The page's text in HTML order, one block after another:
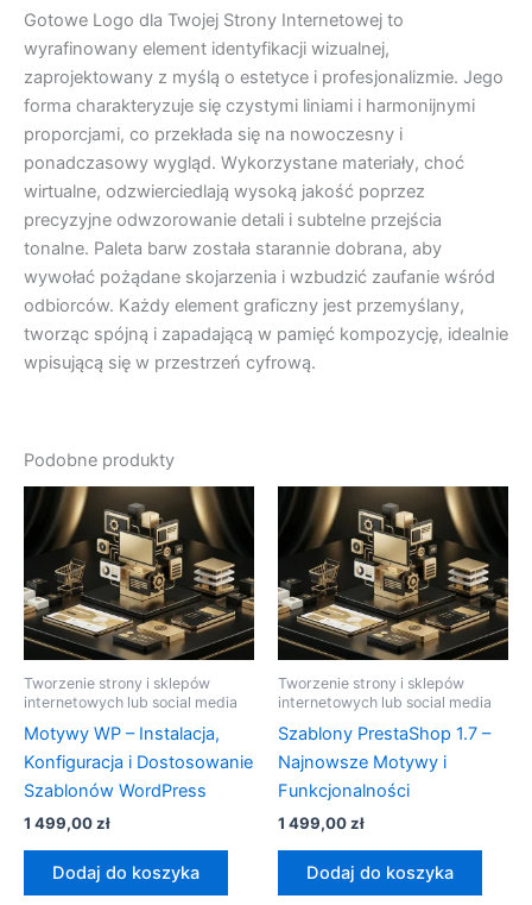
Gotowe Logo dla Twojej Strony Internetowej to
wyrafinowany element identyfikacji wizualnej,
zaprojektowany z myślą o estetyce i profesjonalizmie. Jego
forma charakteryzuje się czystymi liniami i harmonijnymi
proporcjami, co przekłada się na nowoczesny i
ponadczasowy wygląd. Wykorzystane materiały, choć
wirtualne, odzwierciedlają wysoką jakość poprzez
precyzyjne odwzorowanie detali i subtelne przejścia
tonalne. Paleta barw została starannie dobrana, aby
wywołać pożądane skojarzenia i wzbudzić zaufanie wśród
odbiorców. Każdy element graficzny jest przemyślany,
tworząc spójną i zapadającą w pamięć kompozycję, idealnie
wpisującą się w przestrzeń cyfrową.
Podobne produkty
Tworzenie strony i sklepów
internetowych lub social media
Motywy WP – Instalacja,
Konfiguracja i Dostosowanie
Szablonów WordPress
1 499,00zł
Dodaj do koszyka
Tworzenie strony i sklepów
internetowych lub social media
Szablony PrestaShop 1.7 –
Najnowsze Motywy i
Funkcjonalności
1 499,00zł
Dodaj do koszyka